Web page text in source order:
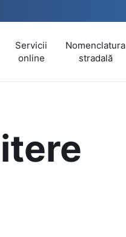
Servicii
online
Nomenclatura
stradală